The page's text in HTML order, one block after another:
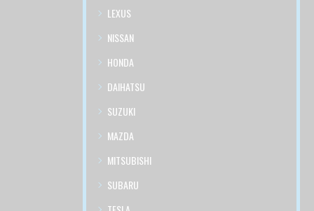
LEXUS
NISSAN
HONDA
DAIHATSU
SUZUKI
MAZDA
MITSUBISHI
SUBARU